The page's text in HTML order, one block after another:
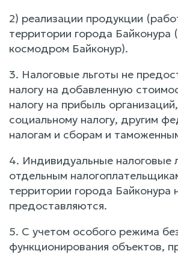
2) реализации продукции
территории города Байконура
космодром Байконур).
3. Налоговые льготы не
налогу на добавленную
налогу на прибыль
социальному налогу, другим
налогам и сборам и
4. Индивидуальные налоговые
отдельным
территории города Байконура
предоставляются.
5. С учетом особого режима
функционирования объектов,